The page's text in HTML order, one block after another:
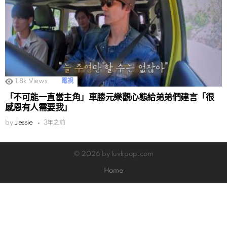
1.8k Views 電視
「不可能一直當主角」車勝元樂觀心態給弟弟們建言「很
感恩有人需要我」
by Jessie 3年之前
© 2026 by luvkpop.com
Home